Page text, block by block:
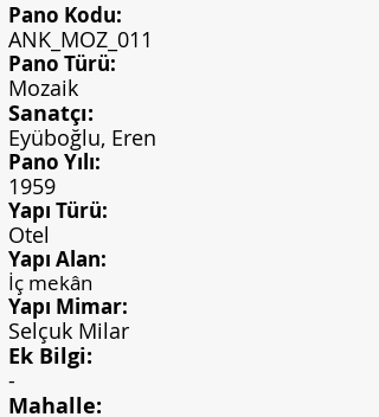
Pano Kodu:
ANK_MOZ_011
Pano Türü:
Mozaik
Sanatçı:
Eyüboğlu, Eren
Pano Yılı:
1959
Yapı Türü:
Otel
Yapı Alan:
İç mekân
Yapı Mimar:
Selçuk Milar
Ek Bilgi:
-
Mahalle: